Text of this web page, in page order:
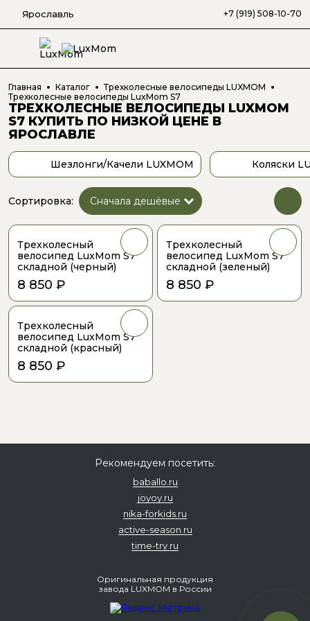
Ярославль +7 (919) 508-10-70
Главная Каталог
Трехколесные велосипеды LUXMOM
Трехколесные велосипеды LuxMom S7
ТРЕХКОЛЕСНЫЕ ВЕЛОСИПЕДЫ LUXMOM
S7 КУПИТЬ ПО НИЗКОЙ ЦЕНЕ В
ЯРОСЛАВЛЕ
Шезлонги/Качели LUXMOM Коляски
Сортировка:
Трехколесный
велосипед LuxMom S7
складной (черный)
8 850 ₽
Трехколесный
велосипед LuxMom S7
складной (зеленый)
8 850 ₽
Трехколесный
велосипед LuxMom S7
складной (красный)
8 850 ₽
Рекомендуем посетить:
baballo.ru
joyoy.ru
nika-forkids.ru
active-season.ru
time-try.ru
Оригинальная продукция
завода LUXMOM в России